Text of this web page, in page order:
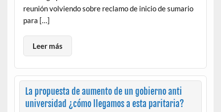
reunión volviendo sobre reclamo de inicio de sumario
para […]
Leer más
La propuesta de aumento de un gobierno anti
universidad ¿cómo llegamos a esta paritaria?